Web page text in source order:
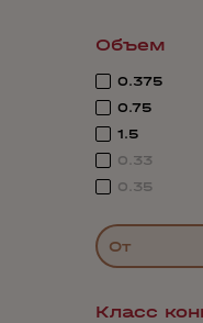
Объем
0.375
0.75
1.5
0.33
0.35
От
Класс